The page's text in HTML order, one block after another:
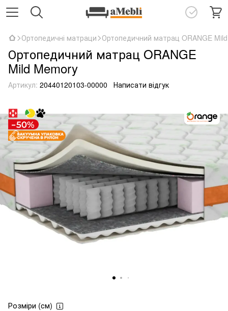
Ортопедичні матраци Ортопедичний матрац ORANGE
Ортопедичний матрац ORANGE
Mild Memory
Артикул: 20440120103-00000 Написати відгук
Розміри (см)